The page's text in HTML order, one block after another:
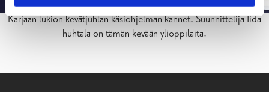
Karjaan lukion kevätjuhlan käsiohjelman kannet. Suunnittelija Iida
huhtala on tämän kevään ylioppilaita.